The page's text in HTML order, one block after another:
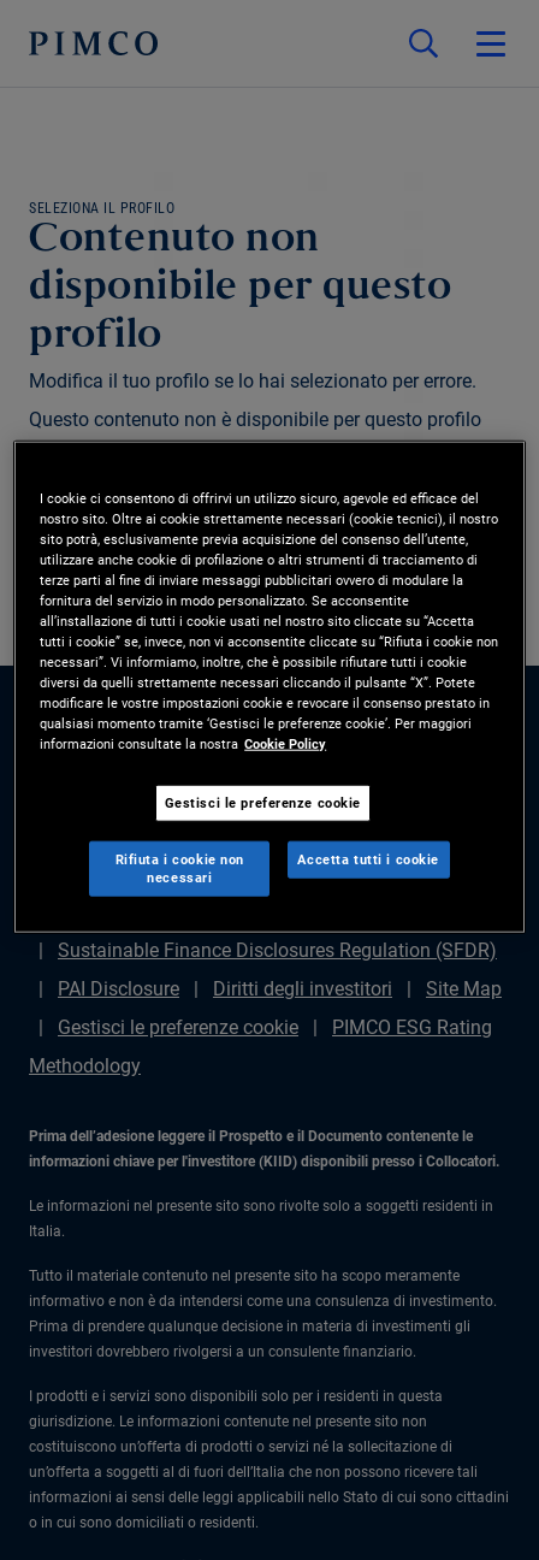
SELEZIONA IL PROFILO
Contenuto non
disponibile per questo
profilo
Modifica il tuo profilo se lo hai selezionato per errore.
Questo contenuto non è disponibile per questo profilo
Modifica profilo
Disclaimer legale Politica sulla privacy
Gestione
Avviso di frode
Diritti degli azionisti
Sustainable Finance Disclosures Regulation (SFDR)
PAI Disclosure
Diritti degli investitori
Site Map
Gestisci le preferenze cookie
PIMCO ESG Rating
Methodology
Prima dell’adesione leggere il Prospetto e il Documento contenente le
informazioni chiave per l'investitore (KIID) disponibili presso i Collocatori.
Le informazioni nel presente sito sono rivolte solo a soggetti residenti in
Italia.
Tutto il materiale contenuto nel presente sito ha scopo meramente
informativo e non è da intendersi come una consulenza di investimento.
Prima di prendere qualunque decisione in materia di investimenti gli
investitori dovrebbero rivolgersi a un consulente finanziario.
I prodotti e i servizi sono disponibili solo per i residenti in questa
giurisdizione. Le informazioni contenute nel presente sito non
costituiscono un’offerta di prodotti o servizi né la sollecitazione di
un’offerta a soggetti al di fuori dell’Italia che non possono ricevere tali
informazioni ai sensi delle leggi applicabili nello Stato di cui sono cittadini
o in cui sono domiciliati o residenti.
I cookie ci consentono di offrirvi un utilizzo sicuro, agevole ed efficace del
nostro sito. Oltre ai cookie strettamente necessari (cookie tecnici), il nostro
sito potrà, esclusivamente previa acquisizione del consenso dell’utente,
utilizzare anche cookie di profilazione o altri strumenti di tracciamento di
terze parti al fine di inviare messaggi pubblicitari ovvero di modulare la
fornitura del servizio in modo personalizzato. Se acconsentite
all’installazione di tutti i cookie usati nel nostro sito cliccate su “Accetta
tutti i cookie” se, invece, non vi acconsentite cliccate su “Rifiuta i cookie non
necessari”. Vi informiamo, inoltre, che è possibile rifiutare tutti i cookie
diversi da quelli strettamente necessari cliccando il pulsante “X”. Potete
modificare le vostre impostazioni cookie e revocare il consenso prestato in
qualsiasi momento tramite ‘Gestisci le preferenze cookie’. Per maggiori
informazioni consultate la nostra Cookie Policy
Gestisci le preferenze cookie
Rifiuta i cookie non
necessari
Accetta tutti i cookie